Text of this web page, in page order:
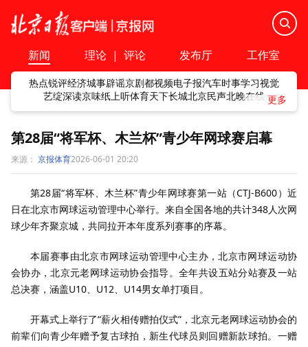
新闻 理论 | 评论 发布厅 工作室
热点锐评经济城事辟谣京剧都视频电子报汽车时事学习视觉
艺绽深读京味纸上听体育天下长城北京民声北晚在线
第28届“将军杯、木兰杯”青少年网球赛启幕
来源： 京报体育2026-06-01 20:20
第28届“将军杯、木兰杯”青少年网球赛第一站（CTJ-B600）近
日在北京市网球运动管理中心举行。来自全国各地的共计348人次网
球少年齐聚京城，共同拉开本年度系列赛事的序幕。
本届赛事由北京市网球运动管理中心主办，北京市网球运动协
会协办，北京元老网球运动协会指导。全年共设五站分站赛及一站
总决赛，涵盖U10、U12、U14男女单打项目。
开幕式上举行了“薪火相传赠拍仪式”，北京元老网球运动协会的
前辈们向青少年赠予复古球拍，新生代球员则回赠新款球拍。一赠